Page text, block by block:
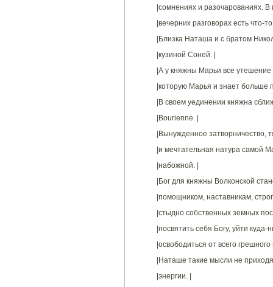
|сомнениях и разочарованиях.
|вечерних разговорах есть что-
|Близка Наташа и с братом
|кузиной Соней. |
|А у княжны Марьи все
|которую Марья и знает больше
|В своем уединении княжна
|Bourienne. |
|Вынужденное затворничество,
|и мечтательная натура самой
|набожной. |
|Бог для княжны Волконской
|помощником, наставникам,
|стыдно собственных земных
|посвятить себя Богу, уйти
|освободиться от всего грешного
|Наташе такие мысли не
|энергии. |